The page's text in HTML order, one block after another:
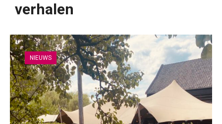
verhalen
NIEUWS